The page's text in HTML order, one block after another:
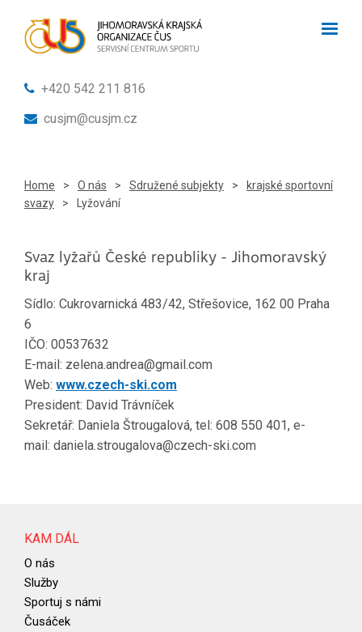
+420 542 211 816
cusjm@cusjm.cz
Home > O nás > Sdružené subjekty >
krajské sportovní
svazy
> Lyžování
Svaz lyžařů České republiky - Jihomoravský
kraj
Sídlo: Cukrovarnická 483/42, Střešovice, 162 00 Praha
6
IČO: 00537632
E-mail: zelena.andrea@gmail.com
Web: www.czech-ski.com
President: David Trávníček
Sekretář: Daniela Štrougalová, tel: 608 550 401, e-
mail: daniela.strougalova@czech-ski.com
KAM DÁL
O nás
Služby
Sportuj s námi
Čusáček